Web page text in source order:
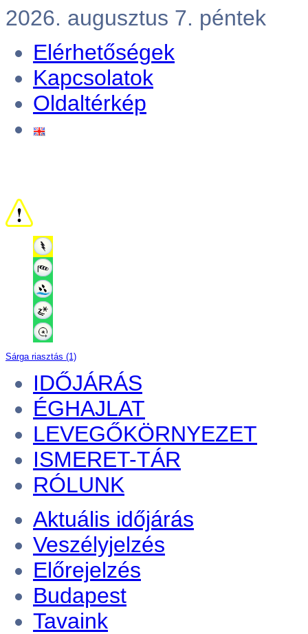
2026. augusztus 7. péntek
Elérhetőségek
Kapcsolatok
Oldaltérkép
Sárga riasztás (1)
IDŐJÁRÁS
ÉGHAJLAT
LEVEGŐKÖRNYEZET
ISMERET-TÁR
RÓLUNK
Aktuális időjárás
Veszélyjelzés
Előrejelzés
Budapest
Tavaink